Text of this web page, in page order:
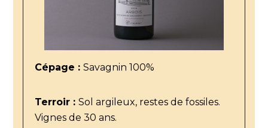
Cépage : Savagnin 100%
Terroir : Sol argileux, restes de fossiles.
Vignes de 30 ans.